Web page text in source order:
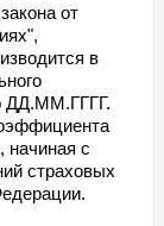
от
в
ДД.ММ.ГГГГ.
начиная с
страховых